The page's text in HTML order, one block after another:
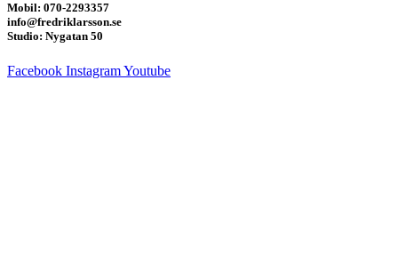
Mobil: 070-2293357
info@fredriklarsson.se
Studio: Nygatan 50
Facebook InstagramYoutube